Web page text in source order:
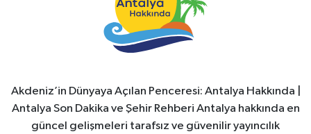
Akdeniz’in Dünyaya Açılan Penceresi: Antalya Hakkında |
Antalya Son Dakika ve Şehir Rehberi Antalya hakkında en
güncel gelişmeleri tarafsız ve güvenilir yayıncılık